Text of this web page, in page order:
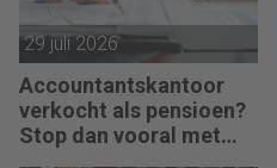
29 juli 2026
Accountantskantoor
verkocht als pensioen?
Stop dan vooral met